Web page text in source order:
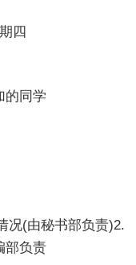
四
同学
(由秘书部负责)2.
部负责